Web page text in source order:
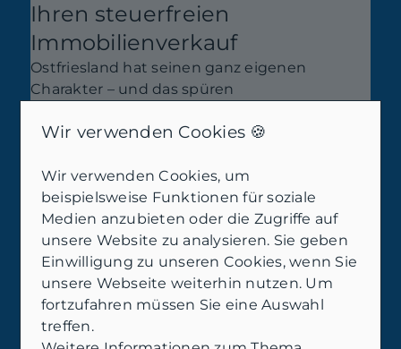
Ihren steuerfreien
Immobilienverkauf
Ostfriesland hat seinen ganz eigenen
Charakter – und das spüren
Immobilienverkauf. Die regionale Nachfrage,
Leer oder den kleinen Fehnorten, sowie die
Art und Ausstattung Ihrer Immobilie spielen
eine entscheidende Rolle für Preis,
Verkaufsdauer und letztlich auch für
steuerliche Aspekte. Lokale Besonderheiten
wie erschlossene Grundstücke, ländliche
Bauweisen oder der Einfluss touristischer
Nachfrage wirken sich sowohl auf den Wert
Wir verwenden Cookies 🍪
Wir verwenden Cookies, um
beispielsweise Funktionen für soziale
Medien anzubieten oder die Zugriffe auf
unsere Website zu analysieren. Sie geben
Einwilligung zu unseren Cookies, wenn Sie
unsere Webseite weiterhin nutzen. Um
fortzufahren müssen Sie eine Auswahl
treffen.